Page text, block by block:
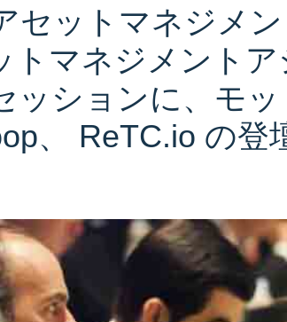
セットマネジメ
マネジメントア
ッションに、モッ
、 ReTC.io の登